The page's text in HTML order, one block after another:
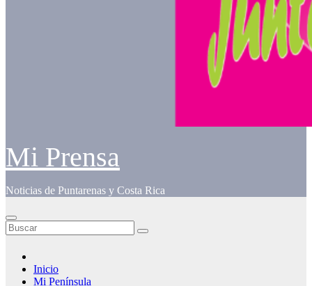
Mi Prensa
Noticias de Puntarenas y Costa Rica
Inicio
Mi Península